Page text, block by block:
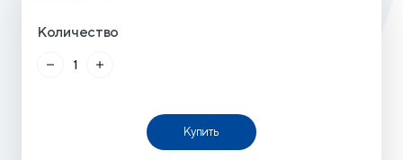
Количество
Купить